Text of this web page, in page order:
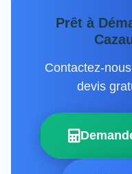
Prêt à
Contactez-
devis